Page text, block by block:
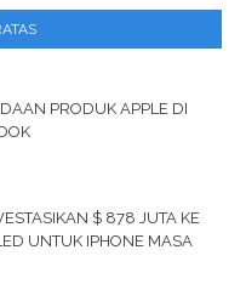
PRODUK APPLE DI
$ 878 JUTA KE
UNTUK IPHONE MASA